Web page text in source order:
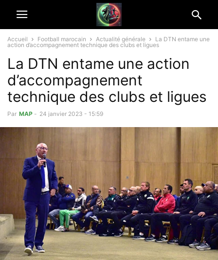
Accueil Football marocain Actualité générale
La DTN entame une
action d’accompagnement technique des clubs et ligues
La DTN entame une action
d’accompagnement
technique des clubs et ligues
Par MAP - 24 janvier 2023 - 15:59